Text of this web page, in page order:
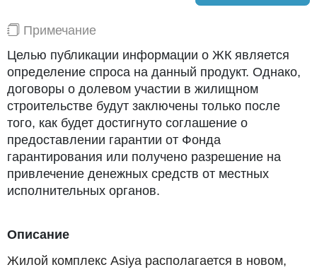
Примечание
Целью публикации информации о ЖК является
определение спроса на данный продукт. Однако,
договоры о долевом участии в жилищном
строительстве будут заключены только после
того, как будет достигнуто соглашение о
предоставлении гарантии от Фонда
гарантирования или получено разрешение на
привлечение денежных средств от местных
исполнительных органов.
Описание
Жилой комплекс Asiya располагается в новом,